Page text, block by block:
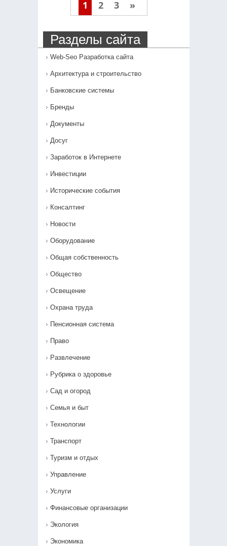
1 2 3 »
Разделы сайта
Web-Seo Разработка сайта
Архитектура и строительство
Банковские системы
Бренды
Документы
Досуг
Заработок в Интернете
Инвестиции
Исторические события
Консалтинг
Новости
Оборудование
Общая собственность
Общество
Освещение
Охрана труда
Пенсионная система
Право
Развлечение
Рубрика о здоровье
Сад и огород
Семья и быт
Технологии
Транспорт
Туризм и отдых
Управление
Услуги
Финансовые организации
Экология
Экономика